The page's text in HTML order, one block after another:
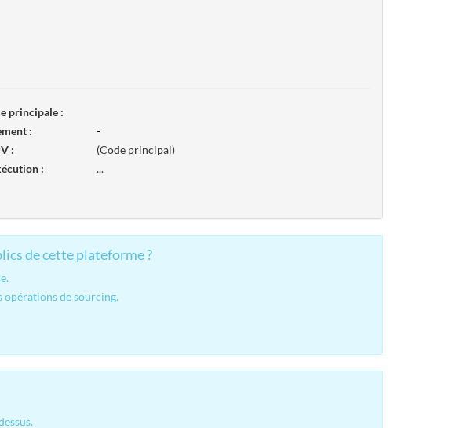
principale :
:
-
:
(Code principal)
:
...
de cette plateforme ?
de sourcing.